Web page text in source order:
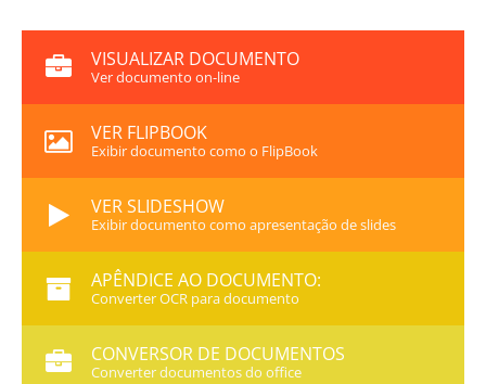
VISUALIZAR DOCUMENTO
Ver documento on-line
VER FLIPBOOK
Exibir documento como o FlipBook
VER SLIDESHOW
Exibir documento como apresentação de slides
APÊNDICE AO DOCUMENTO:
Converter OCR para documento
CONVERSOR DE DOCUMENTOS
Converter documentos do office